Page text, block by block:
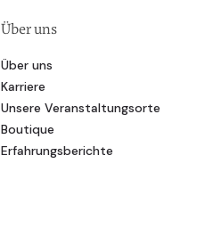
Über uns
Über uns
Karriere
Unsere Veranstaltungsorte
Boutique
Erfahrungsberichte